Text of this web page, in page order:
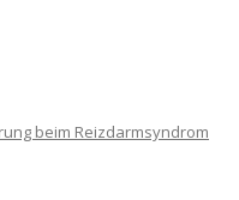
beim Reizdarmsyndrom